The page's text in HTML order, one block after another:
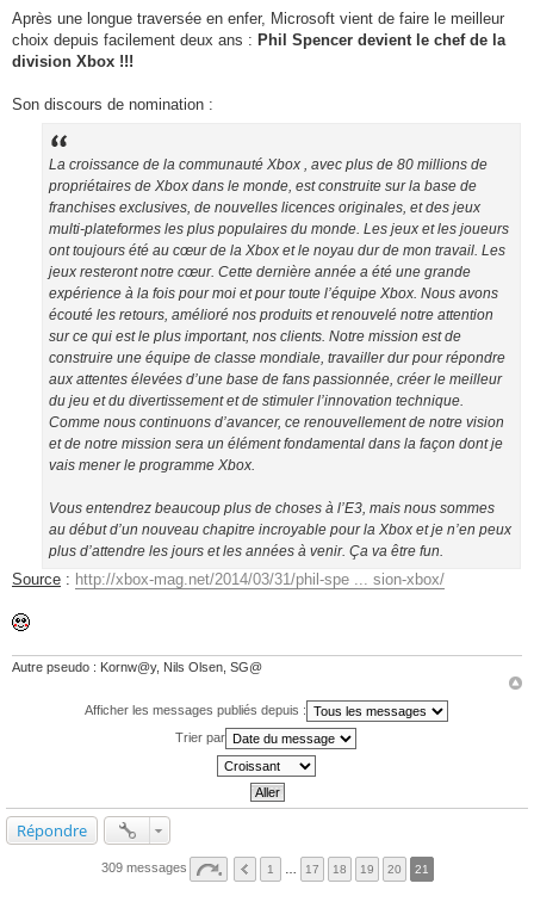
s
s
g
Après une longue traversée en enfer, Microsoft vient de faire le meilleur
choix depuis facilement deux ans : Phil Spencer devient le chef de la
division Xbox !!!
Son discours de nomination :
La croissance de la communauté Xbox , avec plus de 80 millions de
propriétaires de Xbox dans le monde, est construite sur la base de
franchises exclusives, de nouvelles licences originales, et des jeux
multi-plateformes les plus populaires du monde. Les jeux et les joueurs
ont toujours été au cœur de la Xbox et le noyau dur de mon travail. Les
jeux resteront notre cœur. Cette dernière année a été une grande
expérience à la fois pour moi et pour toute l’équipe Xbox. Nous avons
écouté les retours, amélioré nos produits et renouvelé notre attention
sur ce qui est le plus important, nos clients. Notre mission est de
construire une équipe de classe mondiale, travailler dur pour répondre
aux attentes élevées d’une base de fans passionnée, créer le meilleur
du jeu et du divertissement et de stimuler l’innovation technique.
Comme nous continuons d’avancer, ce renouvellement de notre vision
et de notre mission sera un élément fondamental dans la façon dont je
vais mener le programme Xbox.
Vous entendrez beaucoup plus de choses à l’E3, mais nous sommes
au début d’un nouveau chapitre incroyable pour la Xbox et je n’en peux
plus d’attendre les jours et les années à venir. Ça va être fun.
Source : http://xbox-mag.net/2014/03/31/phil-spe ... sion-xbox/
Autre pseudo : Kornw@y, Nils Olsen, SG@
Afficher les messages publiés depuis :
Trier par
Répondre
309 messages 1 17 18 19 20 21